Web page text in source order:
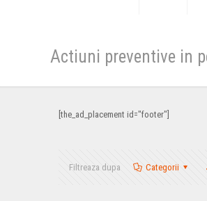
Actiuni preventive in
[the_ad_placement id="footer"]
Filtreaza dupa Categorii